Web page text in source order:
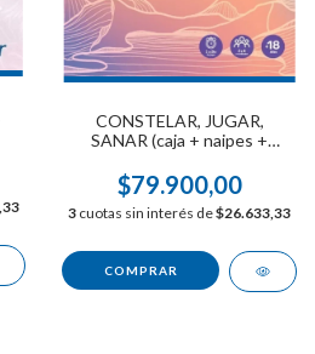
CONSTELAR, JUGAR,
SANAR (caja + naipes +
$79.900,00
3 cuotas sin interés de$26.633,33